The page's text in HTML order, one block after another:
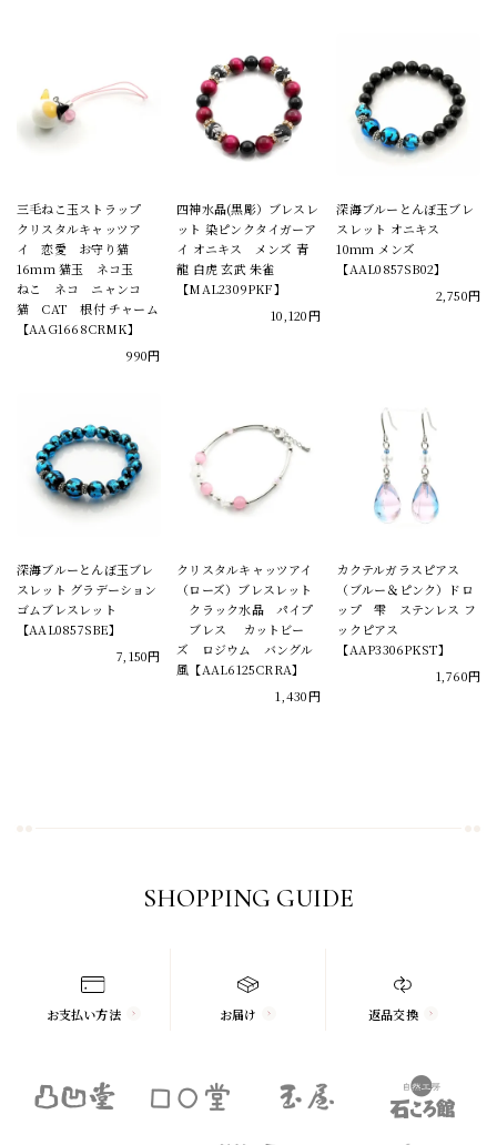
三毛ねこ玉ストラップ
クリスタルキャッツア
イ 恋愛 お守り猫
16mm 猫玉 ネコ玉
ねこ ネコ ニャンコ
猫 CAT 根付 チャーム
【AAG1668CRMK】
990円
四神水晶(黒彫）ブレスレ
ット 染ピンクタイガーア
イ オニキス メンズ 青
龍 白虎 玄武 朱雀
【MAL2309PKF】
10,120円
深海ブルーとんぼ玉ブレ
スレット オニキス
10mm メンズ
【AAL0857SB02】
2,750円
深海ブルーとんぼ玉ブレ
スレット グラデーション
ゴムブレスレット
【AAL0857SBE】
7,150円
クリスタルキャッツアイ
（ローズ）ブレスレット
クラック水晶 パイプ
ブレス カットビー
ズ ロジウム バングル
風【AAL6125CRRA】
1,430円
カクテルガラスピアス
（ブルー＆ピンク）ドロ
ップ 雫 ステンレス フ
ックピアス
【AAP3306PKST】
1,760円
SHOPPING GUIDE
お支払い方法 お届け 返品交換